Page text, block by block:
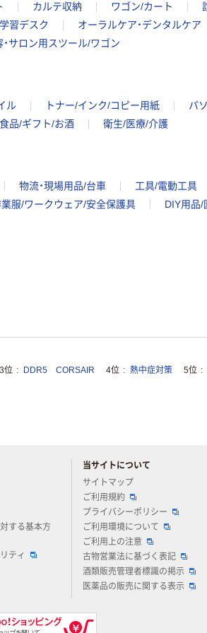
カルテ収納 ワゴン/カート
習デスク オーラルケア・デンタルケア
・サロン用スツール/ワゴン
ル トナー/インク/コピー用紙 パ
品/ギフト/お酒 衛生/医療/介護
物流・現場用品/台車 工具/電動工具
服/ワークウェア/安全保護具 DIY用品/
3位 DDR5 CORSAIR 4位 熱中症対策 5位
する基本方
ティ
当サイトについて
サイトマップ
ご利用規約
プライバシーポリシー
ご利用環境について
ご利用上の注意
古物営業法に基づく表記
酒類販売管理者標識の掲示
医薬品の販売に関する表示